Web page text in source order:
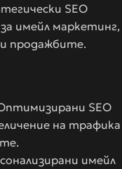
SEO
имейл маркетинг,
продажбите.
SEO
на трафика
имейл